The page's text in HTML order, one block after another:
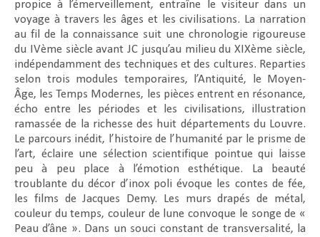
propice à l’émerveillement, entraîne le visiteur dans un
voyage à travers les âges et les civilisations. La narration
au fil de la connaissance suit une chronologie rigoureuse
du IVème siècle avant JC jusqu’au milieu du XIXème siècle,
indépendamment des techniques et des cultures. Reparties
selon trois modules temporaires, l’Antiquité, le Moyen-
Âge, les Temps Modernes, les pièces entrent en résonance,
écho entre les périodes et les civilisations, illustration
ramassée de la richesse des huit départements du Louvre.
Le parcours inédit, l’histoire de l’humanité par le prisme de
l’art, éclaire une sélection scientifique pointue qui laisse
peu à peu place à l’émotion esthétique. La beauté
troublante du décor d’inox poli évoque les contes de fée,
les films de Jacques Demy. Les murs drapés de métal,
couleur du temps, couleur de lune convoque le songe de «
Peau d’âne ». Dans un souci constant de transversalité, la